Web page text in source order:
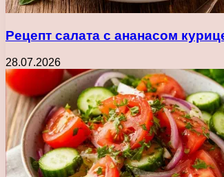
Рецепт салата с ананасом
28.07.2026